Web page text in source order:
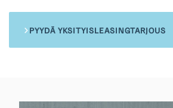
PYYDÄ YKSITYISLEASINGTARJOUS